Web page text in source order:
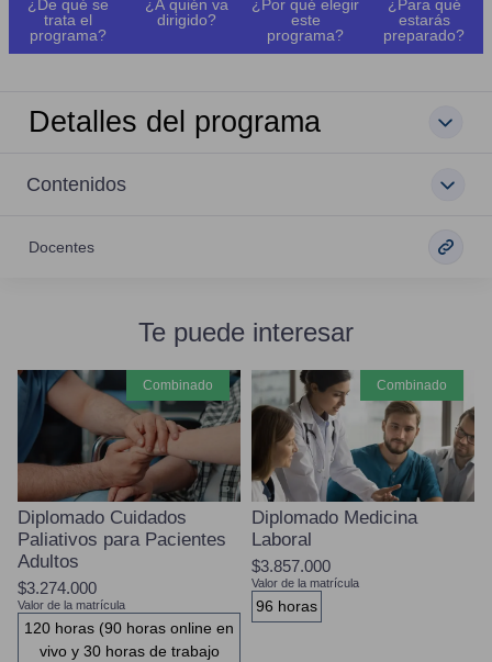
¿De qué se
trata el
programa?
¿A quién va
dirigido?
¿Por qué elegir
este
programa?
¿Para qué
estarás
preparado?
Detalles del programa
Contenidos
Docentes
Te puede interesar
combinado
Diplomado Cuidados
Paliativos para Pacientes
Adultos
$3.274.000
Valor de la matrícula
120 horas (90 horas online en
vivo y 30 horas de trabajo
combinado
Diplomado Medicina
Laboral
$3.857.000
Valor de la matrícula
96 horas